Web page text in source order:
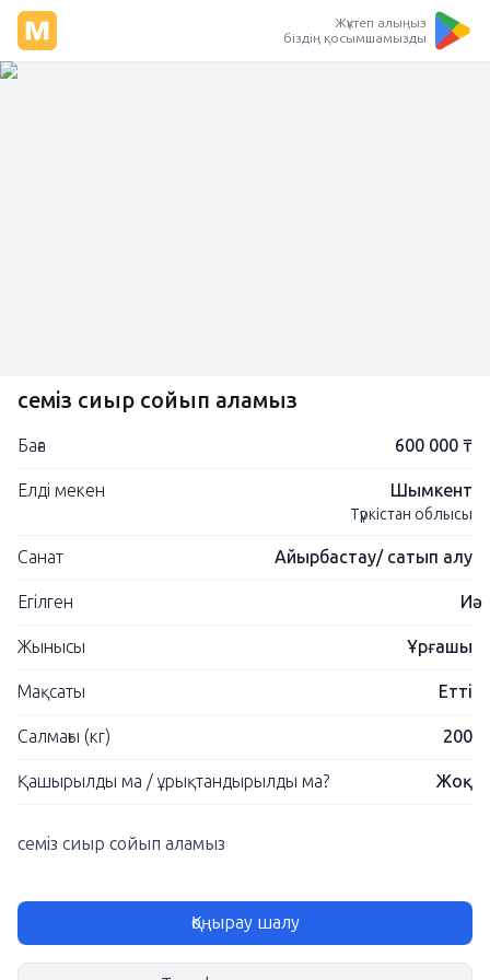
Жүктеп алыңыз
біздің қосымшамызды
семіз сиыр сойып аламыз
Баға 600 000 ₸
Елді мекен Шымкент
Түркістан облысы
Санат Айырбастау/ сатып алу
Егілген Иә
Жынысы Ұрғашы
Мақсаты Етті
Салмағы (кг) 200
Қашырылды ма / ұрықтандырылды ма? Жоқ
семіз сиыр сойып аламыз
Қоңырау шалу